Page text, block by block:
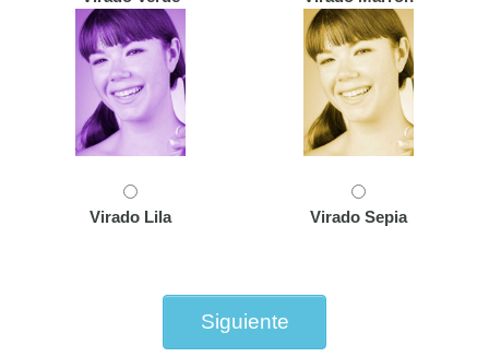
Virado Lila Virado Sepia
Siguiente